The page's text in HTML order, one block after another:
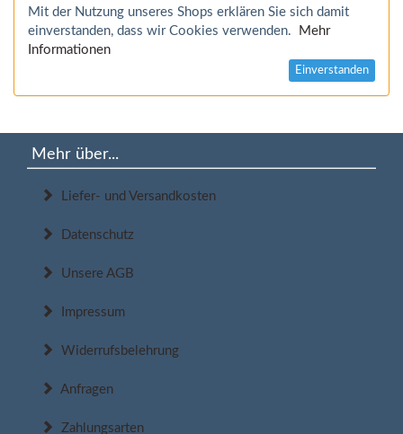
Mit der Nutzung unseres Shops erklären Sie sich damit
einverstanden, dass wir Cookies verwenden.
Mehr
Informationen
Einverstanden
Mehr über...
Liefer- und Versandkosten
Datenschutz
Unsere AGB
Impressum
Widerrufsbelehrung
Anfragen
Zahlungsarten